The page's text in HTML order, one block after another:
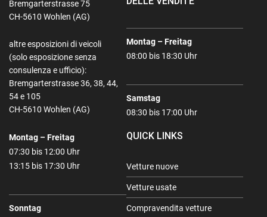
Bremgarterstrasse 75
CH-5610 Wohlen (AG)
altre esposizioni di veicoli
(solo esposizione senza
consulenza e ufficio):
Bremgarterstrasse 36, 38, 44,
54 e 105
CH-5610 Wohlen (AG)
Montag – Freitag
08:00 bis 18:30 Uhr
Samstag
08:30 bis 17:00 Uhr
Montag – Freitag
07:30 bis 12:00 Uhr
13:15 bis 17:30 Uhr
Sonntag
QUICK LINKS
Vetture nuove
Vetture usate
Compravendita vetture